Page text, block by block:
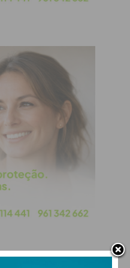
Luz e perdeu por 5-0.
de sempre a
do Paços e também
se na I Liga.
futebol na Academia
do
Djalo, antigo jogador
a nacionalidade
de atuar pelas
até ao momento 23
repartidos entre
sendo o melhor